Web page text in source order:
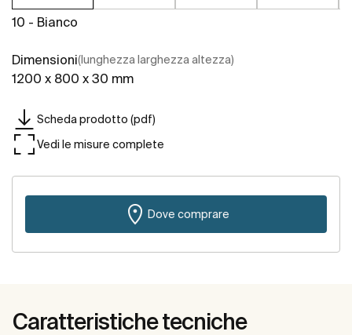
10 - Bianco
Dimensioni(lunghezza larghezza altezza)
1200 x 800 x 30 mm
Scheda prodotto (pdf)
Vedi le misure complete
Dove comprare
Caratteristiche tecniche